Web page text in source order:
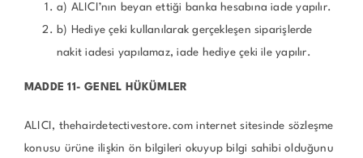
a) ALICI’nın beyan ettiği banka hesabına iade yapılır.
b) Hediye çeki kullanılarak gerçekleşen siparişlerde
nakit iadesi yapılamaz, iade hediye çeki ile yapılır.
MADDE 11- GENEL HÜKÜMLER
ALICI, thehairdetectivestore.com internet sitesinde sözleşme
konusu ürüne ilişkin ön bilgileri okuyup bilgi sahibi olduğunu